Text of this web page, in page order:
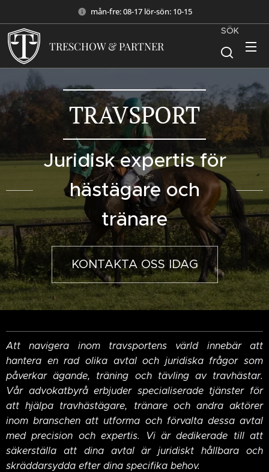
mån-fre: 08-17 lör-sön: 10-15
TRESCHOW & PARTNER
SÖK
TRAVSPORT
Juridisk expertis för
hästägare och
tränare
KONTAKTA OSS IDAG
Att navigera inom travsportens värld innebär att
hantera en rad olika avtal och juridiska frågor som
påverkar ägande, träning och tävling av travhästar.
Vår advokatbyrå erbjuder specialiserade tjänster för
att hjälpa travhästägare, tränare och andra aktörer
inom branschen att utforma och förvalta dessa avtal
med precision och expertis. Vi är dedikerade till att
säkerställa att dina avtal är juridiskt hållbara och
skräddarsydda efter dina specifika behov.